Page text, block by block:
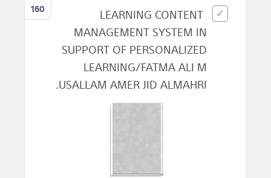
160
LEARNING CONTENT
MANAGEMENT SYSTEM IN
SUPPORT OF PERSONALIZED
LEARNING/FATMA ALI M
USALLAM AMER JID ALMAHRI.